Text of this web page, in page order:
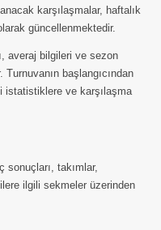
karşılaşmalar, haftalık
güncellenmektedir.
averaj bilgileri ve sezon
başlangıcından
istatistiklere ve karşılaşma
sonuçları, takımlar,
ilgili sekmeler üzerinden